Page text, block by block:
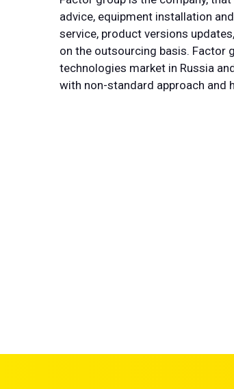
advice, equipment installation
service, product versions
on the outsourcing basis. Factor
technologies market in Russia
with non-standard approach and